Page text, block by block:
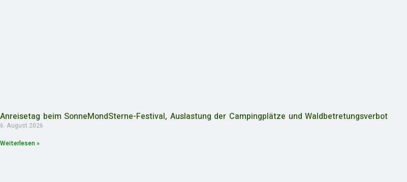
Anreisetag beim SonneMondSterne-Festival, Auslastung der Campingplätze und Waldbetretungsverbot
6. August 2026
Weiterlesen »